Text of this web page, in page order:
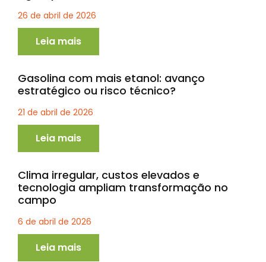
26 de abril de 2026
Leia mais
Gasolina com mais etanol: avanço
estratégico ou risco técnico?
21 de abril de 2026
Leia mais
Clima irregular, custos elevados e
tecnologia ampliam transformação no
campo
6 de abril de 2026
Leia mais